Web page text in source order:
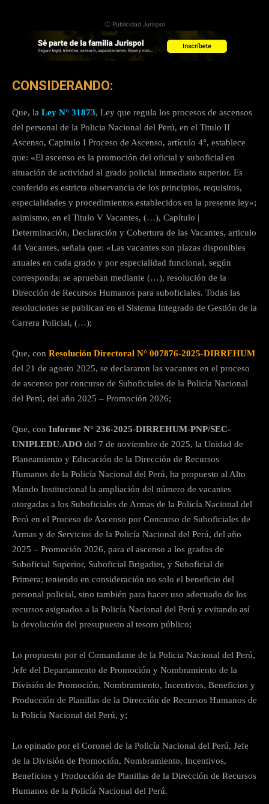
ⓘ Publicidad Jurispol
CONSIDERANDO:
Que, la Ley N° 31873, Ley que regula los procesos de ascensos
del personal de la Policia Nacional del Perú, en el Titulo II
Ascenso, Capitulo I Proceso de Ascenso, artículo 4°, establece
que: «El ascenso es la promoción del oficial y suboficial en
situación de actividad al grado policial inmediato superior. Es
conferido es estricta observancia de los principios, requisitos,
especialidades y procedimientos establecidos en la presente ley»;
asimismo, en el Titulo V Vacantes, (…), Capítulo |
Determinación, Declaración y Cobertura de las Vacantes, articulo
44 Vacantes, señala que: «Las vacantes son plazas disponibles
anuales en cada grado y por especialidad funcional, según
corresponda; se aprueban mediante (…), resolución de la
Dirección de Recursos Humanos para suboficiales. Todas las
resoluciones se publican en el Sistema Integrado de Gestión de la
Carrera Policial, (…);
Que, con Resolución Directoral N° 007876-2025-DIRREHUM
del 21 de agosto 2025, se declararon las vacantes en el proceso
de ascenso por concurso de Suboficiales de la Policía Nacional
del Perú, del año 2025 – Promoción 2026;
Que, con Informe N° 236-2025-DIRREHUM-PNP/SEC-
UNIPLEDU.ADO del 7 de noviembre de 2025, la Unidad de
Planeamiento y Educación de la Dirección de Recursos
Humanos de la Policía Nacional del Perú, ha propuesto al Alto
Mando Institucional la ampliación del número de vacantes
otorgadas a los Suboficiales de Armas de la Policía Nacional del
Perú en el Proceso de Ascenso por Concurso de Suboficiales de
Armas y de Servicios de la Policía Nacional del Perú, del año
2025 – Promoción 2026, para el ascenso a los grados de
Suboficial Superior, Suboficial Brigadier, y Suboficial de
Primera; teniendo en consideración no solo el beneficio del
personal policial, sino también para hacer uso adecuado de los
recursos asignados a la Policía Nacional del Perú y evitando así
la devolución del presupuesto al tesoro público;
Lo propuesto por el Comandante de la Policia Nacional del Perú,
Jefe del Departamento de Promoción y Nombramiento de la
División de Promoción, Nombramiento, Incentivos, Beneficios y
Producción de Planillas de la Dirección de Recursos Humanos de
la Policía Nacional del Perú, y;
Lo opinado por el Coronel de la Policía Nacional del Perú, Jefe
de la División de Promoción, Nombramiento, Incentivos,
Beneficios y Producción de Planillas de la Dirección de Recursos
Humanos de la Policía Nacional del Perú.